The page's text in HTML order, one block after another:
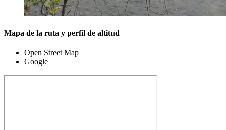
Mapa de la ruta y perfil de altitud
Open Street Map
Google